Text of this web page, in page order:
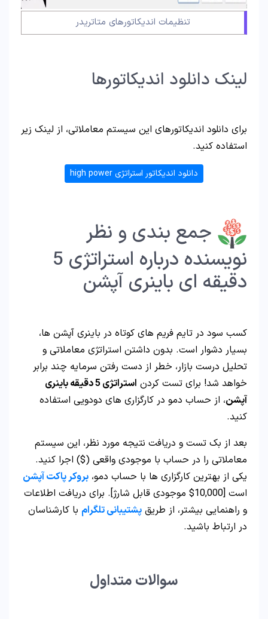
تنظیمات اندیکاتورهای متاتریدر
لینک دانلود اندیکاتورها
برای دانلود اندیکاتورهای این سیستم معاملاتی، از لینک زیر
استفاده کنید.
دانلود اندیکاتور استراتژی high power
جمع بندی و نظر
نویسنده درباره استراتژی 5
دقیقه ای باینری آپشن
کسب سود در تایم فریم های کوتاه در باینری آپشن ها،
بسیار دشوار است. بدون داشتن استراتژی معاملاتی و
تحلیل درست بازار، خطر از دست رفتن سرمایه چند برابر
خواهد شد! برای تست کردن
استراتژی 5 دقیقه باینری
آپشن، از حساب دمو در کارگزاری های دودویی استفاده
کنید.
بعد از بک تست و دریافت نتیجه مورد نظر، این سیستم
معاملاتی را در حساب با موجودی واقعی ($) اجرا کنید.
یکی از بهترین کارگزاری ها با حساب دمو، بروکر پاکت آپشن
است [10,000$ موجودی قابل شارژ]. برای دریافت اطلاعات
و راهنمایی بیشتر، از طریق پشتیبانی تلگرام با کارشناسان
در ارتباط باشید.
سوالات متداول